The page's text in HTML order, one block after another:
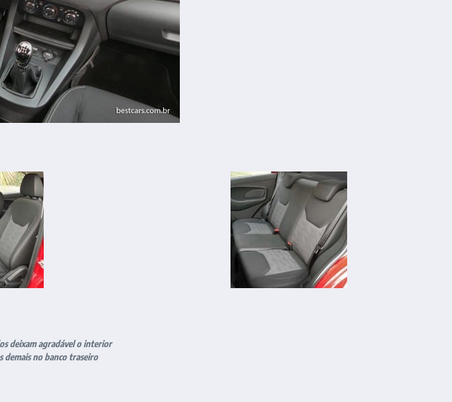
deixam agradávelo interior
demais no banco traseiro